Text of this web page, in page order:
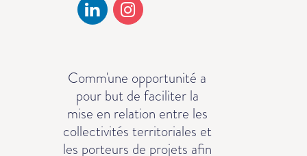
Comm'une opportunité a
pour but de faciliter la
mise en relation entre les
collectivités territoriales et
les porteurs de projets afin